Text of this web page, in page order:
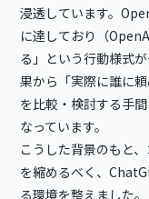
浸透しています。
に達しており（
る」という行動様式
果から「実際に誰に
を比較・検討する手
なっています。
こうした背景のもと
を縮めるべく、
る環境を整えました。